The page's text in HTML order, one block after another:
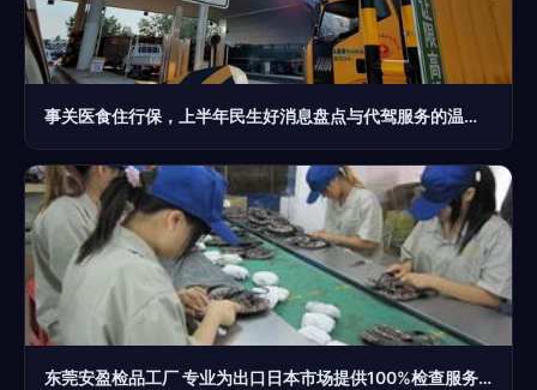
事关医食住行保，上半年民生好消息盘点与代驾服务的温暖延伸
东莞安盈检品工厂 专业为出口日本市场提供100%检查服务、厂家直销与价格优势